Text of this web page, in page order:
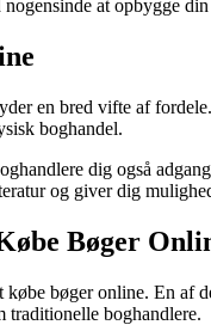
at opbygge
en bred vifte af
boghandel.
dig også
og giver dig
Bøger
bøger online. En af
traditionelle boghandlere.